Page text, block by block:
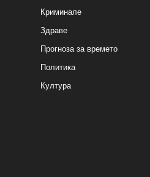
Криминале
Здраве
Прогноза за времето
Политика
Култура